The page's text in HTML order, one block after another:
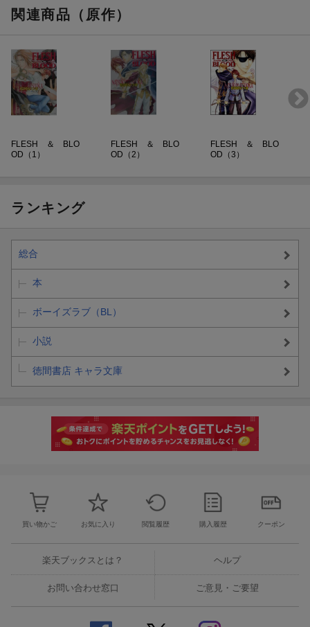
関連商品（原作）
FLESH ＆ BLO
OD（1）
FLESH ＆ BLO
OD（2）
FLESH ＆ BLO
OD（3）
ランキング
総合
本
ボーイズラブ（BL）
小説
徳間書店 キャラ文庫
買い物かご お気に入り 閲覧履歴 購入履歴 クーポン
楽天ブックスとは？ ヘルプ
お問い合わせ窓口 ご意見・ご要望